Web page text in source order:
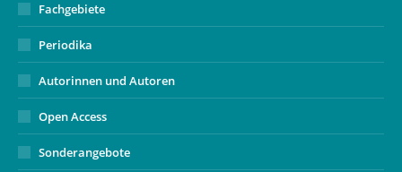
Fachgebiete
Periodika
Autorinnen und Autoren
Open Access
Sonderangebote